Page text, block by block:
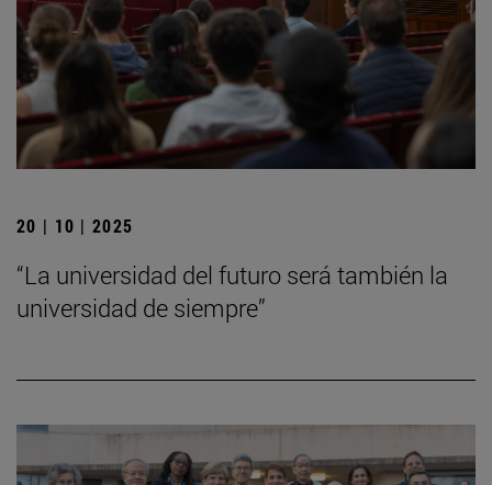
20 | 10 | 2025
“La universidad del futuro será también la
universidad de siempre”